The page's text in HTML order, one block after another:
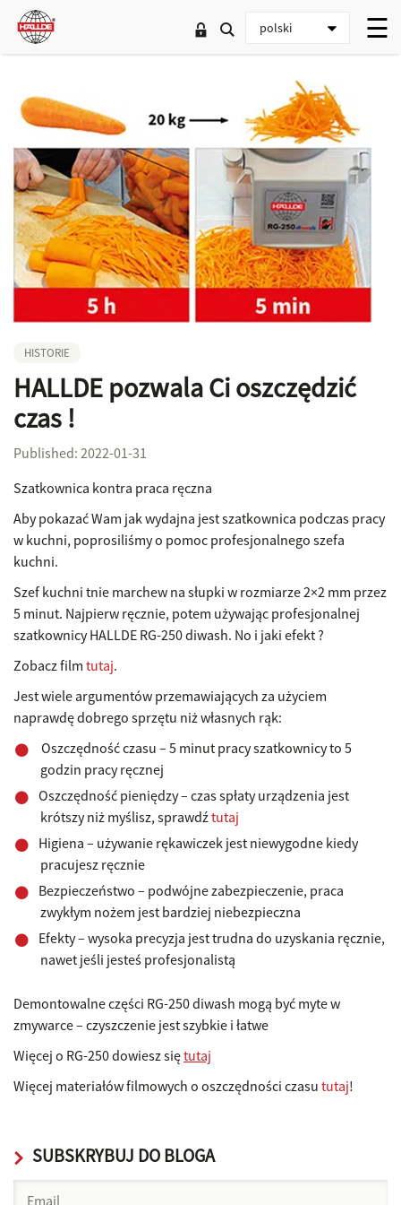
HISTORIE
HALLDE pozwala Ci oszczędzić
czas !
Published: 2022-01-31
Szatkownica kontra praca ręczna
Aby pokazać Wam jak wydajna jest szatkownica podczas pracy
w kuchni, poprosiliśmy o pomoc profesjonalnego szefa
kuchni.
Szef kuchni tnie marchew na słupki w rozmiarze 2×2 mm przez
5 minut. Najpierw ręcznie, potem używając profesjonalnej
szatkownicy HALLDE RG-250 diwash. No i jaki efekt ?
Zobacz film tutaj.
Jest wiele argumentów przemawiających za użyciem
naprawdę dobrego sprzętu niż własnych rąk:
Oszczędność czasu – 5 minut pracy szatkownicy to 5
godzin pracy ręcznej
Oszczędność pieniędzy – czas spłaty urządzenia jest
krótszy niż myślisz, sprawdźtutaj
Higiena – używanie rękawiczek jest niewygodne kiedy
pracujesz ręcznie
Bezpieczeństwo – podwójne zabezpieczenie, praca
zwykłym nożem jest bardziej niebezpieczna
Efekty – wysoka precyzja jest trudna do uzyskania ręcznie,
nawet jeśli jesteś profesjonalistą
Demontowalne części RG-250 diwash mogą być myte w
zmywarce – czyszczenie jest szybkie i łatwe
Więcej o RG-250 dowiesz siętutaj
Więcej materiałów filmowych o oszczędności czasu tutaj!
SUBSKRYBUJ DO BLOGA